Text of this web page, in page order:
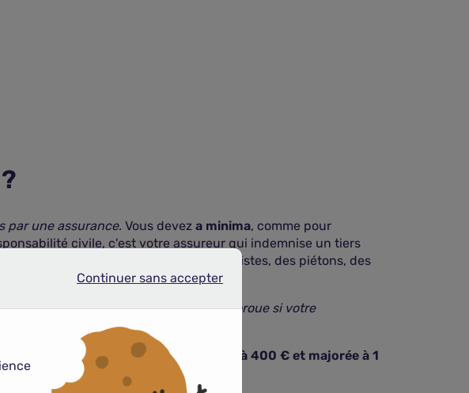
par une assurance. Vous devez a minima, comme pour
civile, c'est votre assureur qui indemnise un tiers
et matériels causés à des automobilistes, des piétons, des
dégâts matériels causés à votre gyroroue si votre
amende de 500 € minorée à 400 € et majorée à 1
de la route.
Continuer sans accepter
Continuer sans accepter